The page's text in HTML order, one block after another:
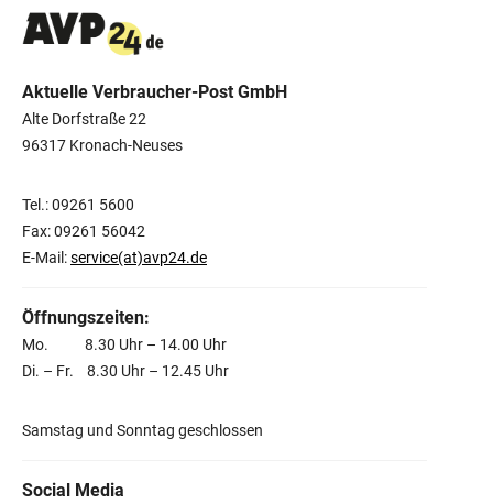
Aktuelle Verbraucher-Post GmbH
Alte Dorfstraße 22
96317 Kronach-Neuses
Tel.: 09261 5600
Fax: 09261 56042
E-Mail:service(at)avp24.de
Öffnungszeiten:
Mo. 8.30 Uhr – 14.00 Uhr
Di. – Fr. 8.30 Uhr – 12.45 Uhr
Samstag und Sonntag geschlossen
Social Media